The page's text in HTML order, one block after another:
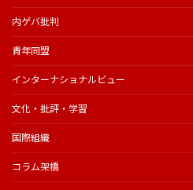
内ゲバ批判
青年同盟
インターナショナルビュー
文化・批評・学習
国際組織
コラム架橋